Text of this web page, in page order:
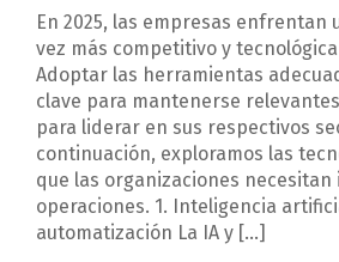
En 2025, las empresas enfrentan
vez más competitivo y
Adoptar las herramientas
clave para mantenerse
para liderar en sus respectivos
continuación, exploramos las
que las organizaciones necesitan
operaciones. 1. Inteligencia
automatización La IA y […]